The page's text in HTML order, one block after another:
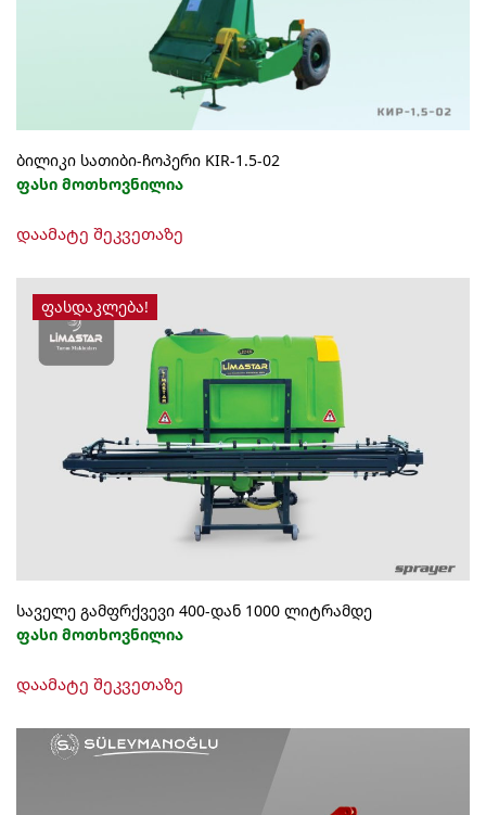
ბილიკი სათიბი-ჩოპერი KIR-1.5-02
ფასი მოთხოვნილია
დაამატე შეკვეთაზე
ᲤᲐᲡᲓᲐᲙᲚᲔᲑᲐ!
საველე გამფრქვევი 400-დან 1000 ლიტრამდე
ფასი მოთხოვნილია
დაამატე შეკვეთაზე
multiple
variants.